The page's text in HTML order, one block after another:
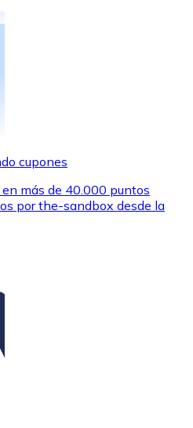
de tus marcas favoritas con
regalo
cupones
más de 40.000 puntos
por the-sandbox desde la